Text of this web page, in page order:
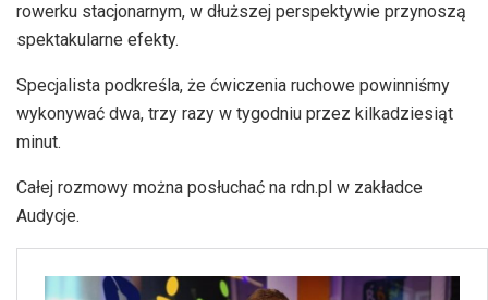
rowerku stacjonarnym, w dłuższej perspektywie przynoszą
spektakularne efekty.
Specjalista podkreśla, że ćwiczenia ruchowe powinniśmy
wykonywać dwa, trzy razy w tygodniu przez kilkadziesiąt
minut.
Całej rozmowy można posłuchać na rdn.pl w zakładce
Audycje.